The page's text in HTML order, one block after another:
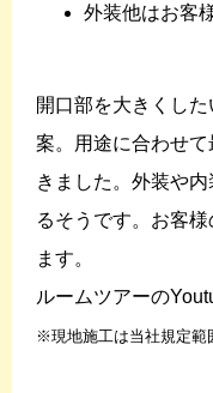
外装他はお客
開口部を大きくし
案。用途に合わせ
きました。外装や
るそうです。お客
ます。
ルームツアーの
※現地施工は当社規定範